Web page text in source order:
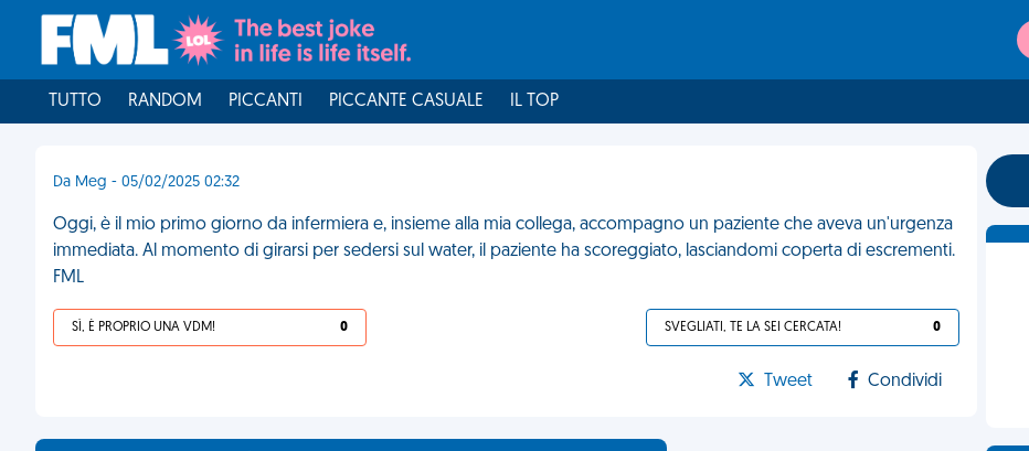
TUTTO RANDOM PICCANTI PICCANTE CASUALE IL TOP
Da Meg - 05/02/2025 02:32
Oggi, è il mio primo giorno da infermiera e, insieme alla mia collega, accompagno un paziente che aveva un'urgenza
immediata. Al momento di girarsi per sedersi sul water, il paziente ha scoreggiato, lasciandomi coperta di escrementi.
FML
SÌ, È PROPRIO UNA VDM! 0 SVEGLIATI, TE LA SEI CERCATA! 0
Tweet Condividi